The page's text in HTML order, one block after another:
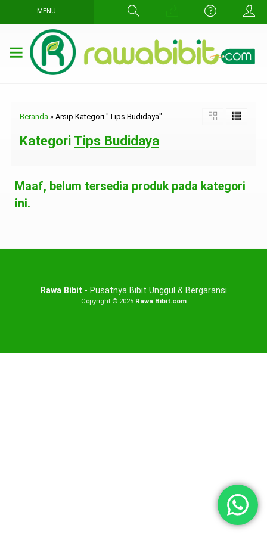
MENU
Beranda » Arsip Kategori "Tips Budidaya"
Kategori Tips Budidaya
Maaf, belum tersedia produk pada kategori
ini.
Rawa Bibit - Pusatnya Bibit Unggul & Bergaransi
Copyright © 2025 Rawa Bibit.com